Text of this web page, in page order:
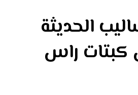
الحديثة
راس